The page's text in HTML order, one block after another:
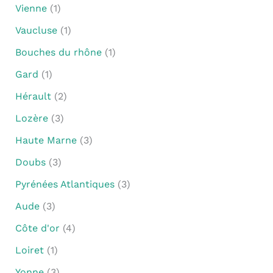
Vienne(1)
Vaucluse(1)
Bouches du rhône(1)
Gard (1)
Hérault(2)
Lozère(3)
Haute Marne(3)
Doubs(3)
Pyrénées Atlantiques(3)
Aude(3)
Côte d'or (4)
Loiret(1)